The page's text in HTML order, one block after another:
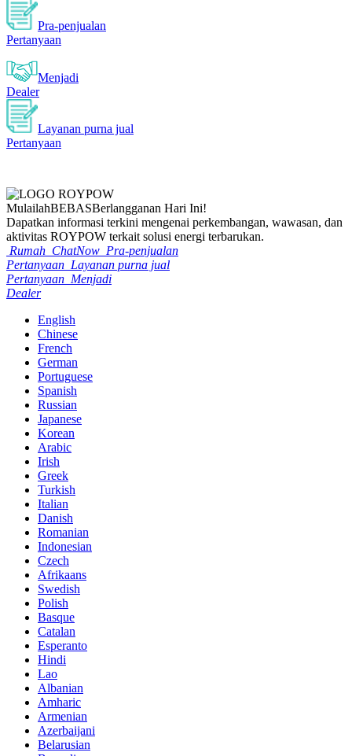
Pra-penjualan
Pertanyaan
Menjadi
Dealer
Layanan purna jual
Pertanyaan
MulailahBEBASBerlangganan Hari Ini!
Dapatkan informasi terkini mengenai perkembangan, wawasan, dan
aktivitas ROYPOW terkait solusi energi terbarukan.
Rumah ChatNow Pra-penjualan
Pertanyaan Layanan purna jual
Pertanyaan Menjadi
Dealer
English
Chinese
French
German
Portuguese
Spanish
Russian
Japanese
Korean
Arabic
Irish
Greek
Turkish
Italian
Danish
Romanian
Indonesian
Czech
Afrikaans
Swedish
Polish
Basque
Catalan
Esperanto
Hindi
Lao
Albanian
Amharic
Armenian
Azerbaijani
Belarusian